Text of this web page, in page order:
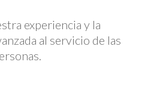
experiencia y la
al servicio de las